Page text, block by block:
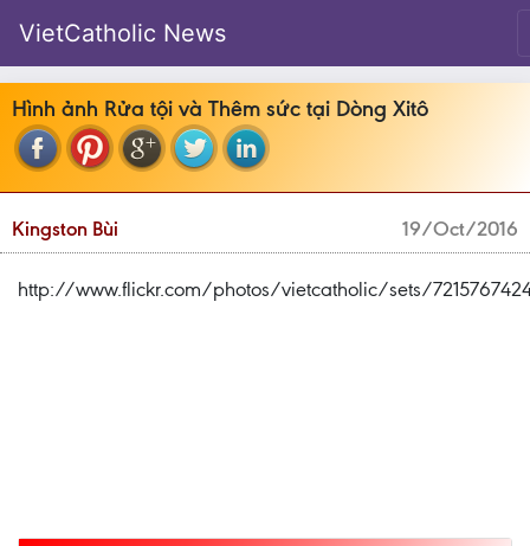
VietCatholic News
Hình ảnh Rửa tội và Thêm sức tại Dòng Xitô
Kingston Bùi 19/Oct/2016
http://www.flickr.com/photos/vietcatholic/sets/